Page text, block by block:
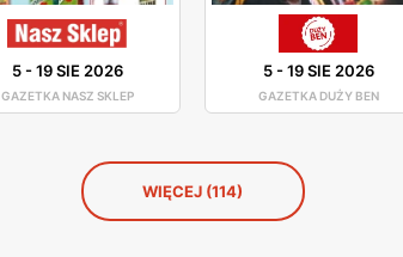
5-19 SIE 2026
GAZETKA NASZ SKLEP
5-19 SIE 2026
GAZETKA DUŻY BEN
WIĘCEJ (114)